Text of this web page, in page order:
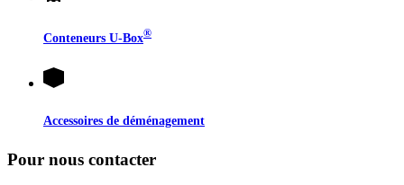
Conteneurs U-Box®
Accessoires de déménagement
Pour nous contacter